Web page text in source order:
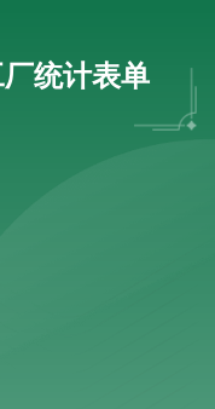
统计表单